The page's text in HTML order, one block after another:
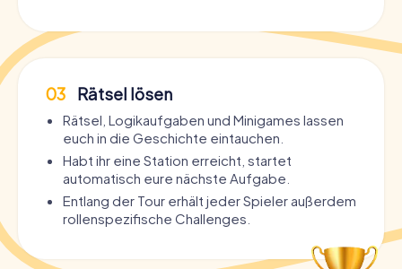
03 Rätsel lösen
Rätsel, Logikaufgaben und Minigames lassen
euch in die Geschichte eintauchen.
Habt ihr eine Station erreicht, startet
automatisch eure nächste Aufgabe.
Entlang der Tour erhält jeder Spieler außerdem
rollenspezifische Challenges.